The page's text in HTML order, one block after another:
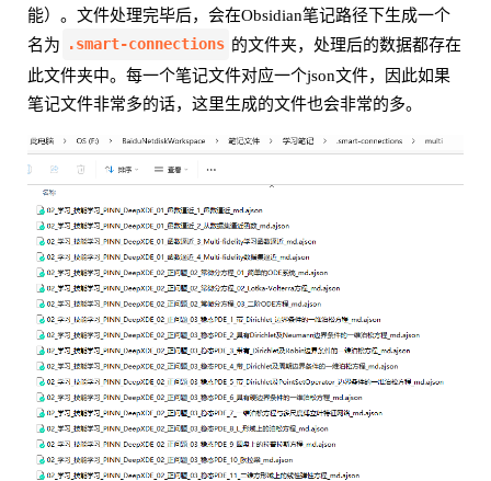
能）。文件处理完毕后，会在Obsidian笔记路径下生成一个
名为
.smart-connections 的文件夹，处理后的数据都存在
此文件夹中。每一个笔记文件对应一个json文件，因此如果
笔记文件非常多的话，这里生成的文件也会非常的多。